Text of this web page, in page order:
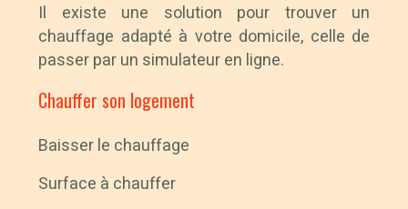
Il existe une solution pour trouver un
chauffage adapté à votre domicile, celle de
passer par un simulateur en ligne.
Chauffer son logement
Baisser le chauffage
Surface à chauffer